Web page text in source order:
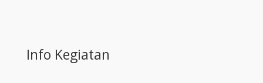
Info Kegiatan